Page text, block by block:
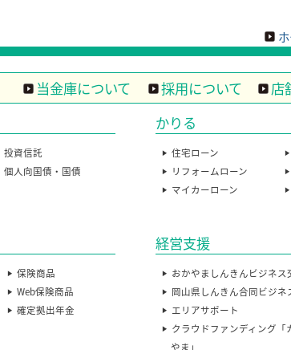
当金庫について 採用について 店
投資信託
個人向国債・国債
かりる
住宅ローン
リフォームローン
マイカーローン
保険商品
Web保険商品
確定拠出年金
経営支援
おかやましんきんビジネス
岡山県しんきん合同ビジネ
エリアサポート
クラウドファンディング「
やま」